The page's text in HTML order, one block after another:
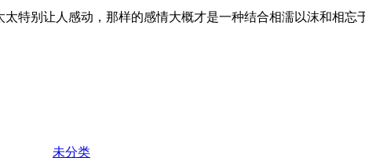
特别让人感动，那样的感情大概才是一种结合相濡以沫和相忘
未分类